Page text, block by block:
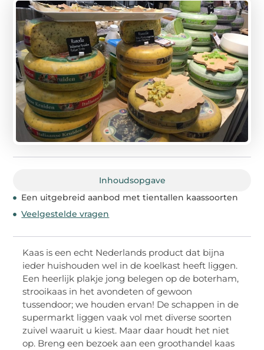
Inhoudsopgave
Een uitgebreid aanbod met tientallen kaassoorten
Veelgestelde vragen
Kaas is een echt Nederlands product dat bijna
ieder huishouden wel in de koelkast heeft liggen.
Een heerlijk plakje jong belegen op de boterham,
strooikaas in het avondeten of gewoon
tussendoor; we houden ervan! De schappen in de
supermarkt liggen vaak vol met diverse soorten
zuivel waaruit u kiest. Maar daar houdt het niet
op. Breng een bezoek aan een groothandel kaas